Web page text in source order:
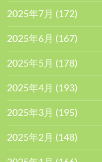
2025年7月 (172)
2025年6月 (167)
2025年5月 (178)
2025年4月 (193)
2025年3月 (195)
2025年2月 (148)